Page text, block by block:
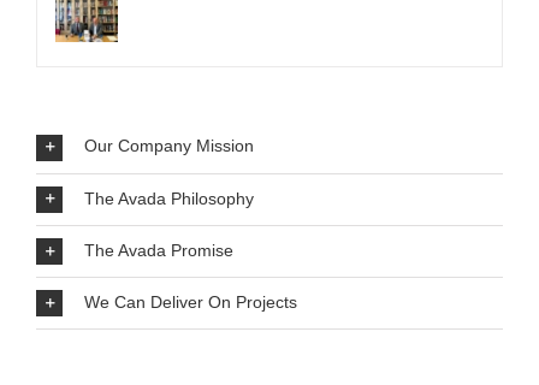
Our Company Mission
The Avada Philosophy
The Avada Promise
We Can Deliver On Projects